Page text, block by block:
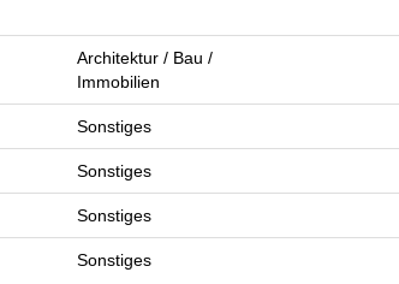
Architektur / Bau /
Immobilien
Sonstiges
Sonstiges
Sonstiges
Sonstiges